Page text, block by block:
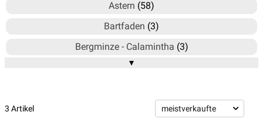
Astern (58)
Bartfaden (3)
Bergminze - Calamintha (3)
Blausternbusch - Amsonia
▾
3 Artikel